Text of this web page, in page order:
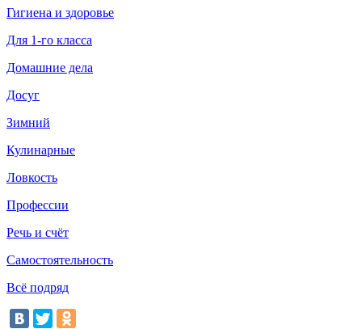
Гигиена и здоровье
Для 1-го класса
Домашние дела
Досуг
Зимний
Кулинарные
Ловкость
Профессии
Речь и счёт
Самостоятельность
Всё подряд